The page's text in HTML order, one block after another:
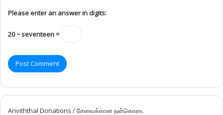
Please enter an answer in digits:
20 − seventeen =
Ariviththal Donations / சேவைக்கான நன்கொடை